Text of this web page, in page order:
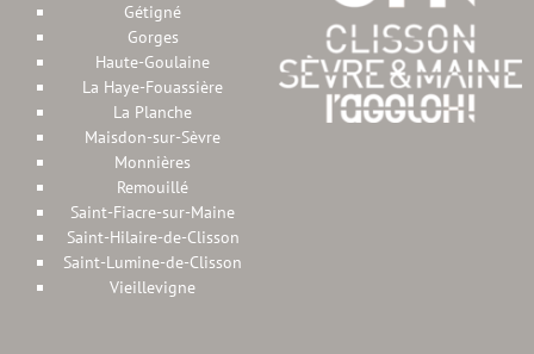
Gétigné
Gorges
Haute-Goulaine
La Haye-Fouassière
La Planche
Maisdon-sur-Sèvre
Monnières
Remouillé
Saint-Fiacre-sur-Maine
Saint-Hilaire-de-Clisson
Saint-Lumine-de-Clisson
Vieillevigne